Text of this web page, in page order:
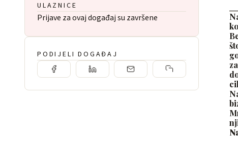
ULAZNICE
Prijave za ovaj događaj su završene
PODIJELI DOGAĐAJ